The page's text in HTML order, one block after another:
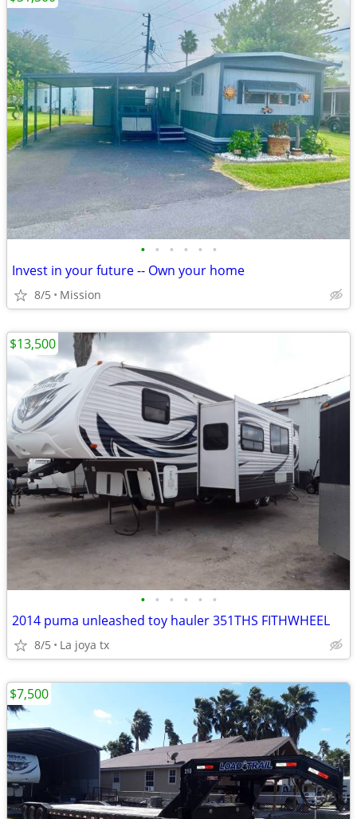
• • • • • •
Invest in your future -- Own your home
8/5 Mission
• • • • • •
2014 puma unleashed toy hauler 351THS FITHWHEEL
8/5 La joya tx
$13,500
$7,500